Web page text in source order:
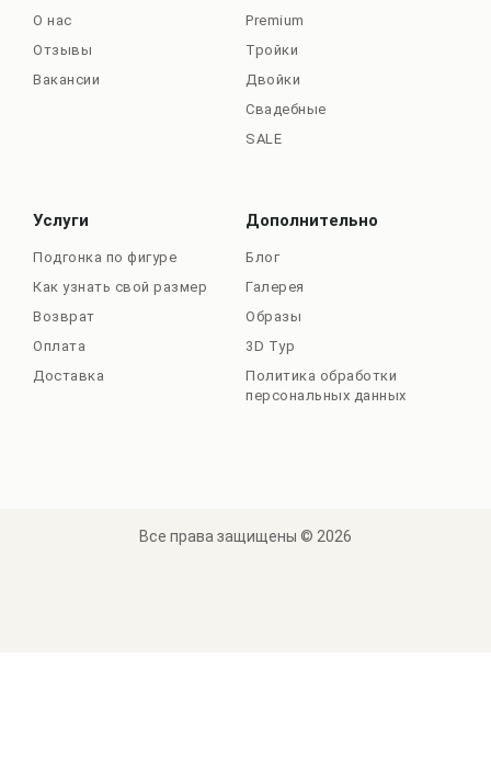
О нас
Отзывы
Вакансии
Premium
Тройки
Двойки
Свадебные
SALE
Услуги
Подгонка по фигуре
Как узнать свой размер
Возврат
Оплата
Доставка
Дополнительно
Блог
Галерея
Образы
3D Тур
Политика обработки
персональных данных
Все права защищены © 2026